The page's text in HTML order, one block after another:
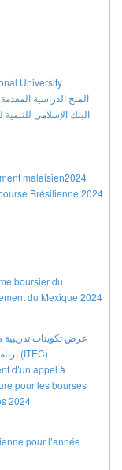
University
المنح الدراسية
malaisien2024
Brésilienne 2024
boursier du
du Mexique 2024
عرض تكوينات تدريبية
برنامج التعاون التقني الاقتصادي 2024 (ITEC)
d’un appel à
pour les bourses
2024
pour l’année